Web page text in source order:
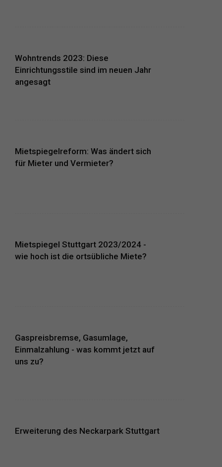
Wohntrends 2023: Diese
Einrichtungsstile sind im neuen Jahr
angesagt
Mietspiegelreform: Was ändert sich
für Mieter und Vermieter?
Mietspiegel Stuttgart 2023/2024 -
wie hoch ist die ortsübliche Miete?
Gaspreisbremse, Gasumlage,
Einmalzahlung - was kommt jetzt auf
uns zu?
Erweiterung des Neckarpark Stuttgart